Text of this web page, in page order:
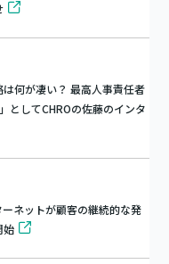
何が凄い？ 最高人事責任者
としてCHROの佐藤のインタ
ーネットが顧客の継続的な発
始